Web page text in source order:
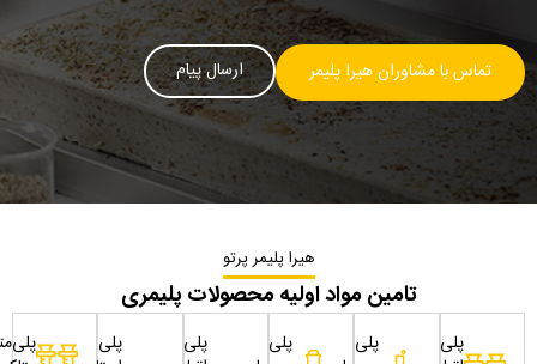
تماس با مشاوران هیرا پلیمر ارسال پیام
هیرا پلیمر پرتو
تامین مواد اولیه محصولات پلیمری
پلی
پلی
پلی
پلی
پلی